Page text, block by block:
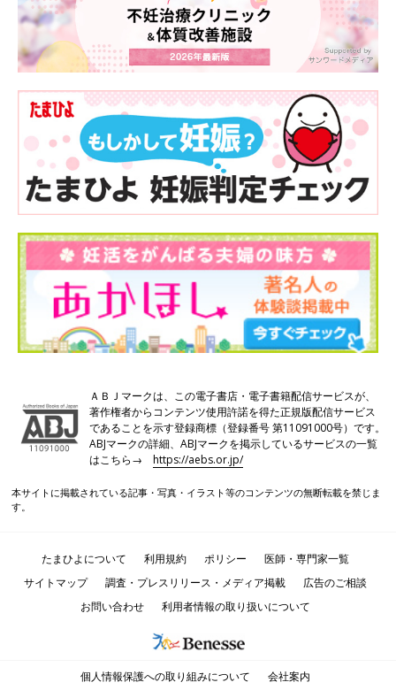
ＡＢＪマークは、この電子書店・電子書籍配信サービスが、
著作権者からコンテンツ使用許諾を得た正規版配信サービス
であることを示す登録商標（登録番号 第11091000号）です。
ABJマークの詳細、ABJマークを掲示しているサービスの一覧
はこちら→https://aebs.or.jp/
本サイトに掲載されている記事・写真・イラスト等のコンテンツの無断転載を禁じま
す。
たまひよについて 利用規約 ポリシー
医師・専門家一覧
サイトマップ
調査・プレスリリース・メディア掲載
広告のご相談
お問い合わせ
利用者情報の取り扱いについて
個人情報保護への取り組みについて 会社案内